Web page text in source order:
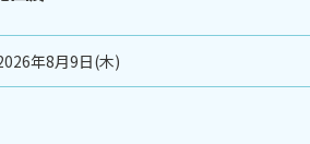
年8月9日(木)